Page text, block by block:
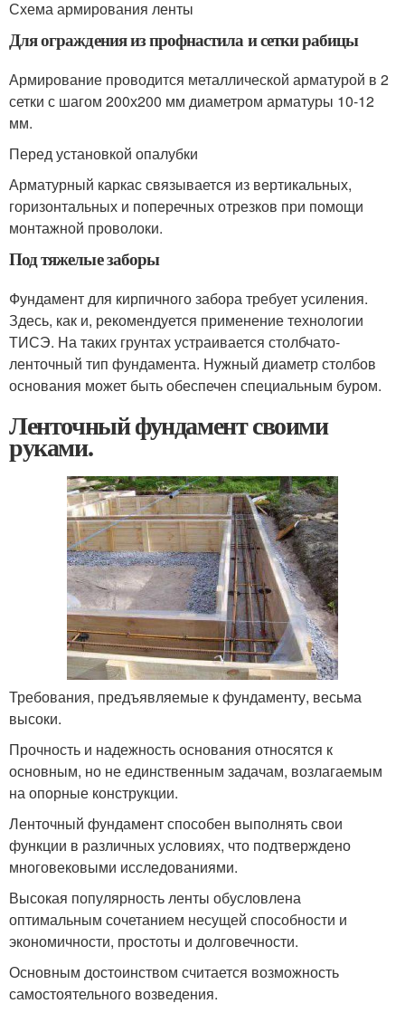
Схема армирования ленты
Для ограждения из профнастила и сетки рабицы
Армирование проводится металлической арматурой в 2
сетки с шагом 200х200 мм диаметром арматуры 10-12
мм.
Перед установкой опалубки
Арматурный каркас связывается из вертикальных,
горизонтальных и поперечных отрезков при помощи
монтажной проволоки.
Под тяжелые заборы
Фундамент для кирпичного забора требует усиления.
Здесь, как и, рекомендуется применение технологии
ТИСЭ. На таких грунтах устраивается столбчато-
ленточный тип фундамента. Нужный диаметр столбов
основания может быть обеспечен специальным буром.
Ленточный фундамент своими
руками.
Требования, предъявляемые к фундаменту, весьма
высоки.
Прочность и надежность основания относятся к
основным, но не единственным задачам, возлагаемым
на опорные конструкции.
Ленточный фундамент способен выполнять свои
функции в различных условиях, что подтверждено
многовековыми исследованиями.
Высокая популярность ленты обусловлена
оптимальным сочетанием несущей способности и
экономичности, простоты и долговечности.
Основным достоинством считается возможность
самостоятельного возведения.